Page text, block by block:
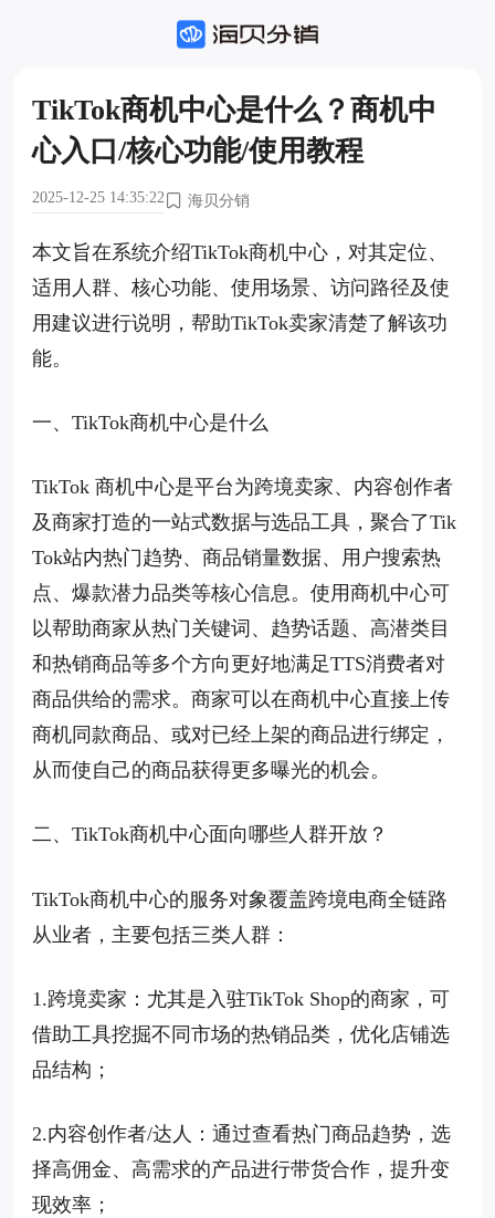
TikTok商机中心是什么？商机中
心入口/核心功能/使用教程
2025-12-25 14:35:22 海贝分销
本文旨在系统介绍TikTok商机中心，对其定位、
适用人群、核心功能、使用场景、访问路径及使
用建议进行说明，帮助TikTok卖家清楚了解该功
能。
一、TikTok商机中心是什么
TikTok 商机中心是平台为跨境卖家、内容创作者
及商家打造的一站式数据与选品工具，聚合了Tik
Tok站内热门趋势、商品销量数据、用户搜索热
点、爆款潜力品类等核心信息。使用商机中心可
以帮助商家从热门关键词、趋势话题、高潜类目
和热销商品等多个方向更好地满足TTS消费者对
商品供给的需求。商家可以在商机中心直接上传
商机同款商品、或对已经上架的商品进行绑定，
从而使自己的商品获得更多曝光的机会。
二、TikTok商机中心面向哪些人群开放？
TikTok商机中心的服务对象覆盖跨境电商全链路
从业者，主要包括三类人群：
1.跨境卖家：尤其是入驻TikTok Shop的商家，可
借助工具挖掘不同市场的热销品类，优化店铺选
品结构；
2.内容创作者/达人：通过查看热门商品趋势，选
择高佣金、高需求的产品进行带货合作，提升变
现效率；